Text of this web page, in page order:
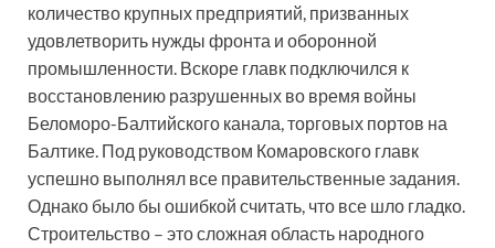
количество крупных предприятий, призванных
удовлетворить нужды фронта и оборонной
промышленности. Вскоре главк подключился к
восстановлению разрушенных во время войны
Беломоро-Балтийского канала, торговых портов на
Балтике. Под руководством Комаровского главк
успешно выполнял все правительственные задания.
Однако было бы ошибкой считать, что все шло гладко.
Строительство – это сложная область народного